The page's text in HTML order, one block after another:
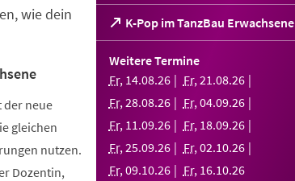
K-Pop im TanzBau Erwachsene
(Öffnet
in
einem
Tab)
Weitere Termine
Fr, 14.08.26 Fr,21.08.26
Fr,28.08.26 Fr,04.09.26
Fr, 11.09.26 Fr, 18.09.26
Fr,25.09.26 Fr,02.10.26
Fr,09.10.26 Fr, 16.10.26
wie dein
der neue
gleichen
nutzen.
Dozentin,